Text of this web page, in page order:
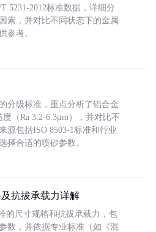
5231-2012标准数据，详细分
素，并对比不同状态下的金属
参考。
分级标准，重点分析了铝合金
（Ra 3.2-6.3μm），并对比不
源包括ISO 8503-1标准和行业
择合适的喷砂参数。
抗拔承载力详解
的尺寸规格和抗拔承载力，包
数，并依据专业标准（如《混